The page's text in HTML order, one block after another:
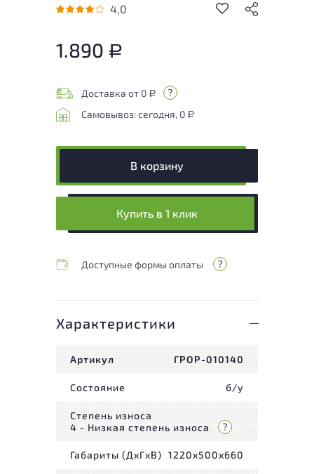
4,0
1.890 Р
Доставка от 0 Р
Самовывоз: сегодня, 0 Р
В корзину
Купить в 1 клик
Доступные формы оплаты
Характеристики
Артикул ГРОР-010140
Состояние б/у
Степень износа
4 - Низкая степень износа
Габариты (ДxГxВ) 1220x500x660